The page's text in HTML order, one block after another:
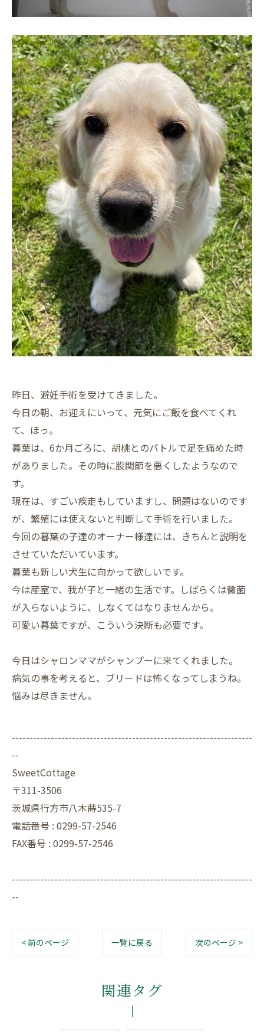
昨日、避妊手術を受けてきました。
今日の朝、お迎えにいって、元気にご飯を食べてくれ
て、ほっ。
暮葉は、6か月ごろに、胡桃とのバトルで足を痛めた時
がありました。その時に股関節を悪くしたようなので
す。
現在は、すごい疾走もしていますし、問題はないのです
が、繁殖には使えないと判断して手術を行いました。
今回の暮葉の子達のオーナー様達には、きちんと説明を
させていただいています。
暮葉も新しい犬生に向かって欲しいです。
今は産室で、我が子と一緒の生活です。しばらくは黴菌
が入らないように、しなくてはなりませんから。
可愛い暮葉ですが、こういう決断も必要です。
今日はシャロンママがシャンプーに来てくれました。
病気の事を考えると、ブリードは怖くなってしまうね。
悩みは尽きません。
--------------------------------------------------------------------
--
SweetCottage
〒311-3506
茨城県行方市八木蒔535-7
電話番号 : 0299-57-2546
FAX番号 : 0299-57-2546
--------------------------------------------------------------------
--
< 前のページ 一覧に戻る 次のページ >
関連タグ